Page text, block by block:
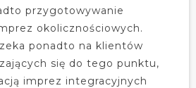
przygotowywanie
okolicznościowych.
ponadto na klientów
się do tego punktu,
imprez integracyjnych